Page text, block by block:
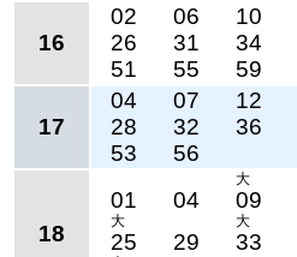
16
02 06 10
26
31 34
51
55 59
17
04 07 12
28
32 36
53
56
18
01 04
大
09
大
25 29
大
33